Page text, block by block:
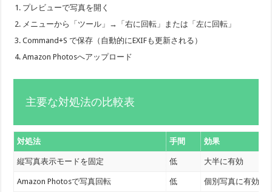
プレビューで写真を開く
メニューから「ツール」→「右に回転」または「左に回転」
Command+S で保存（自動的にEXIFも更新される）
Amazon Photosへアップロード
主要な対処法の比較表
対処法 手間 効果
縦写真表示モードを固定 低 大半に有効
Amazon Photosで写真回転 低 個別写真に有効